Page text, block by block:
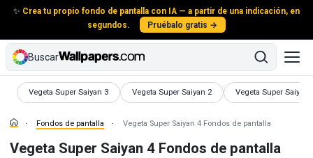
✨ Crea tu propio fondo de pantalla con IA — a partir de una indicación, en
segundos.
Pruébalo gratis →
Buscar
Vegeta Super Saiyan 3
Fondos de pantalla Vegeta Super Saiyan 2
Fondos de pantalla Vegeta Super Saiyan
Fondos de pantalla
Fondos de pantalla Vegeta Super Saiyan 4 Fondos de pantalla
Vegeta Super Saiyan 4 Fondos de pantalla